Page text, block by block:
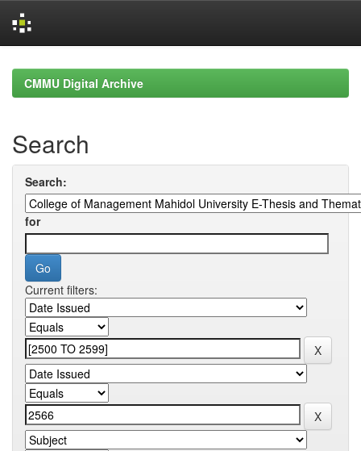
navigationCMMU Digital Archive
Search
Search:
for
Current filters: